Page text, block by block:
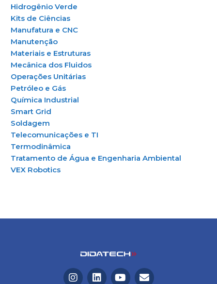
Hidrogênio Verde
Kits de Ciências
Manufatura e CNC
Manutenção
Materiais e Estruturas
Mecânica dos Fluidos
Operações Unitárias
Petróleo e Gás
Química Industrial
Smart Grid
Soldagem
Telecomunicações e TI
Termodinâmica
Tratamento de Água e Engenharia Ambiental
VEX Robotics